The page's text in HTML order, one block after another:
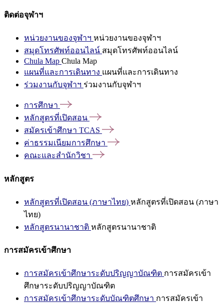
ติดต่อจุฬาฯ
หน่วยงานของจุฬาฯ หน่วยงานของจุฬาฯ
สมุดโทรศัพท์ออนไลน์ สมุดโทรศัพท์ออนไลน์
Chula Map Chula Map
แผนที่และการเดินทาง แผนที่และการเดินทาง
ร่วมงานกับจุฬาฯ ร่วมงานกับจุฬาฯ
การศึกษา
หลักสูตรที่เปิดสอน
สมัครเข้าศึกษา TCAS
ค่าธรรมเนียมการศึกษา
คณะและสำนักวิชา
หลักสูตร
หลักสูตรที่เปิดสอน (ภาษาไทย) หลักสูตรที่เปิดสอน (ภาษา
ไทย)
หลักสูตรนานาชาติ หลักสูตรนานาชาติ
การสมัครเข้าศึกษา
การสมัครเข้าศึกษาระดับปริญญาบัณฑิต การสมัครเข้า
ศึกษาระดับปริญญาบัณฑิต
การสมัครเข้าศึกษาระดับบัณฑิตศึกษา การสมัครเข้า